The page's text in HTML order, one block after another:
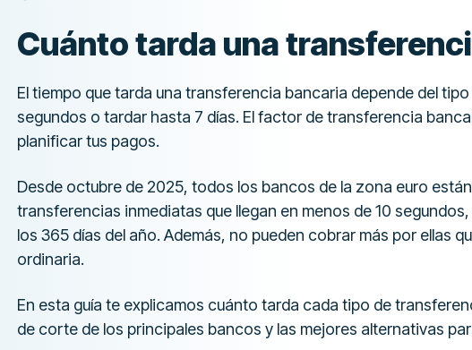
Cuánto tarda una
El tiempo que tarda una transferencia bancaria depende del
segundos o tardar hasta 7 días. El factor de transferencia
planificar tus pagos.
Desde octubre de 2025, todos los bancos de la zona euro
transferencias inmediatas que llegan en menos de 10
los 365 días del año. Además, no pueden cobrar más por ellas
ordinaria.
En esta guía te explicamos cuánto tarda cada tipo de
de corte de los principales bancos y las mejores alternativas